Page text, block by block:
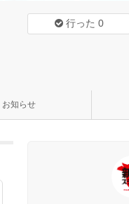
行った 0
お知らせ